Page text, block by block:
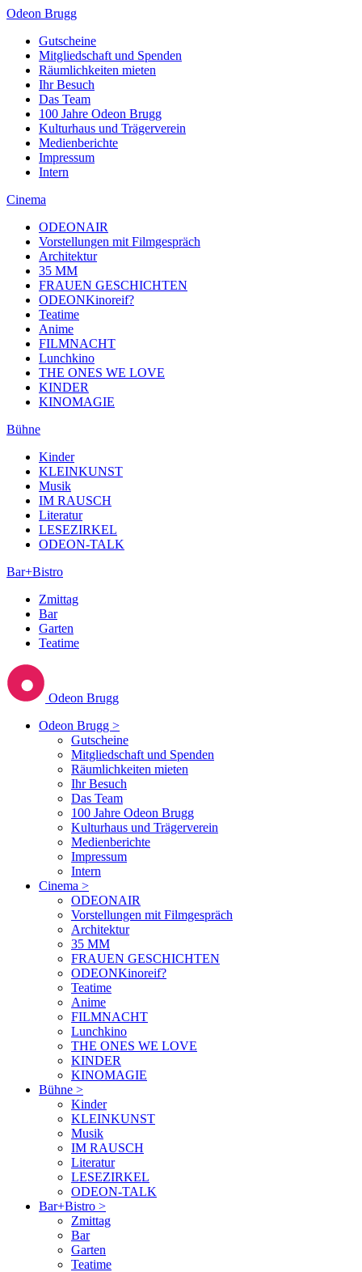
Odeon Brugg
Gutscheine
Mitgliedschaft und Spenden
Räumlichkeiten mieten
Ihr Besuch
Das Team
100 Jahre Odeon Brugg
Kulturhaus und Trägerverein
Medienberichte
Impressum
Intern
Cinema
ODEONAIR
Vorstellungen mit Filmgespräch
Architektur
35 MM
FRAUEN GESCHICHTEN
ODEONKinoreif?
Teatime
Anime
FILMNACHT
Lunchkino
THE ONES WE LOVE
KINDER
KINOMAGIE
Bühne
Kinder
KLEINKUNST
Musik
IM RAUSCH
Literatur
LESEZIRKEL
ODEON-TALK
Bar+Bistro
Zmittag
Bar
Garten
Teatime
Odeon Brugg
Odeon Brugg >
Gutscheine
Mitgliedschaft und Spenden
Räumlichkeiten mieten
Ihr Besuch
Das Team
100 Jahre Odeon Brugg
Kulturhaus und Trägerverein
Medienberichte
Impressum
Intern
Cinema >
ODEONAIR
Vorstellungen mit Filmgespräch
Architektur
35 MM
FRAUEN GESCHICHTEN
ODEONKinoreif?
Teatime
Anime
FILMNACHT
Lunchkino
THE ONES WE LOVE
KINDER
KINOMAGIE
Bühne >
Kinder
KLEINKUNST
Musik
IM RAUSCH
Literatur
LESEZIRKEL
ODEON-TALK
Bar+Bistro >
Zmittag
Bar
Garten
Teatime